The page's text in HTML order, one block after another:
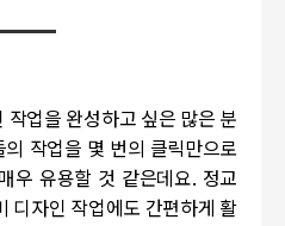
업을 완성하고 싶은 많은 분
작업을 몇 번의 클릭만으로
우 유용할 것 같은데요. 정교
디자인 작업에도 간편하게 활